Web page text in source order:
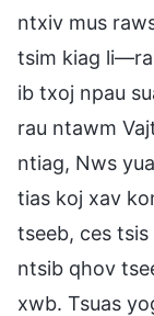
ntxiv mus
tsim kiag
ib txoj npau
rau ntawm
ntiag, Nws
tias koj xav
tseeb, ces
ntsib qhov
xwb. Tsuas